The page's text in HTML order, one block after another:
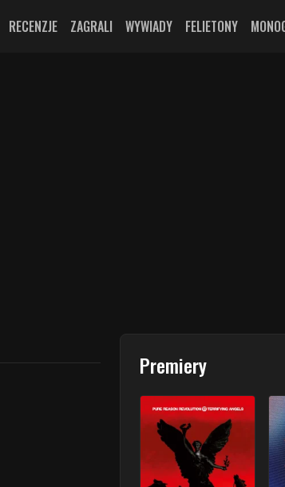
RECENZJE ZAGRALI WYWIADY FELIETONY
Premiery